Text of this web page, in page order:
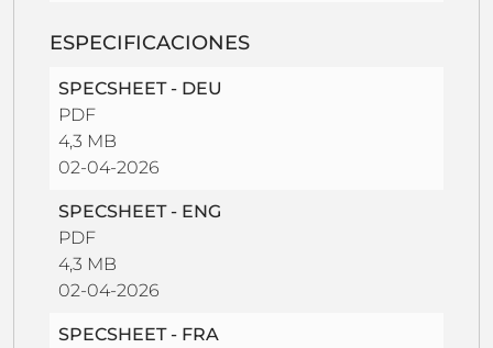
ESPECIFICACIONES
SPECSHEET - DEU
PDF
4,3 MB
02-04-2026
SPECSHEET - ENG
PDF
4,3 MB
02-04-2026
SPECSHEET - FRA